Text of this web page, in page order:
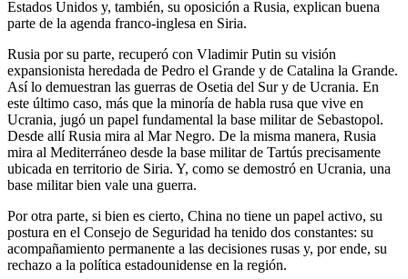
Estados Unidos y, también, su oposición a Rusia, explican buena
parte de la agenda franco-inglesa en Siria.
Rusia por su parte, recuperó con Vladimir Putin su visión
expansionista heredada de Pedro el Grande y de Catalina la Grande.
Así lo demuestran las guerras de Osetia del Sur y de Ucrania. En
este último caso, más que la minoría de habla rusa que vive en
Ucrania, jugó un papel fundamental la base militar de Sebastopol.
Desde allí Rusia mira al Mar Negro. De la misma manera, Rusia
mira al Mediterráneo desde la base militar de Tartús precisamente
ubicada en territorio de Siria. Y, como se demostró en Ucrania, una
base militar bien vale una guerra.
Por otra parte, si bien es cierto, China no tiene un papel activo, su
postura en el Consejo de Seguridad ha tenido dos constantes: su
acompañamiento permanente a las decisiones rusas y, por ende, su
rechazo a la política estadounidense en la región.